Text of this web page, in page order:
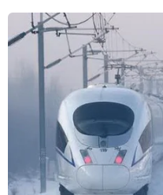
CƠ QUAN CHỦ QUẢN: THÔNG TẤN
Tổng Biên tập: TRẦN
Phó Tổng Biên tập:
Sở hữu trí tuệ